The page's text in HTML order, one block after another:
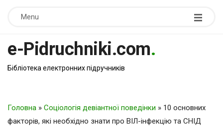
Menu
e-Pidruchniki.com.
Бібліотека електронних підручників
Головна » Соціологія девіантної поведінки » 10 основних
факторів, які необхідно знати про ВІЛ-інфекцію та СНІД